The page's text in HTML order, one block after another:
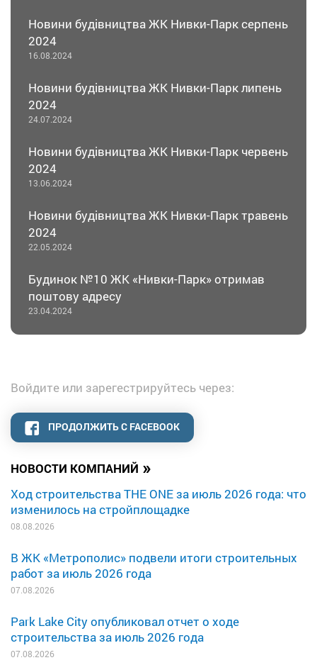
НОВОСТИ КОМПАНИЙ »
Ход строительства THE ONE за июль 2026 года: что
изменилось на стройплощадке
08.08.2026
В ЖК «Метрополис» подвели итоги строительных
работ за июль 2026 года
07.08.2026
Park Lake City опубликовал отчет о ходе
строительства за июль 2026 года
07.08.2026
Новини будівництва ЖК Нивки-Парк серпень
2024
16.08.2024
Новини будівництва ЖК Нивки-Парк липень
2024
24.07.2024
Новини будівництва ЖК Нивки-Парк червень
2024
13.06.2024
Новини будівництва ЖК Нивки-Парк травень
2024
22.05.2024
Будинок №10 ЖК «Нивки-Парк» отримав
поштову адресу
23.04.2024
Войдите или зарегестрируйтесь через:
ПРОДОЛЖИТЬ С FACEBOOK